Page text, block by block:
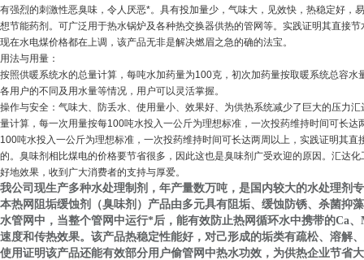
有强烈的刺激性恶臭味，令人厌恶*。具有投加量少，气味大，见效快，热稳定好
想节能药剂。可广泛用于热水锅炉及各种热交换器供热的管网等。实践证明其直接
现在水电煤价格都在上调，该产品无非是解决燃眉之急的确的法宝。
用法与用量：
按照供暖系统水的总量计算，每吨水加药量为100克，初次加药量按取暖系统总容
各用户的不同及用水量等情况，用户可以灵活掌握。
操作与安全：气味大、防丢水、使用量小、效果好、为供热系统减少了巨大的压力
量计算，每一次用量按每100吨水投入一公斤为理想标准，一次投药维持时间可长
100吨水投入一公斤为理想标准，一次投药维持时间可长达两周以上，实践证明其
的。臭味剂相比煤电的价格要节省很多，因此这也是臭味剂广受欢迎的原因。汇达
好地效果，收到广大消费者的支持与厚爱。
我公司现生产多种水处理制剂，年产量数万吨，是国内较大的水处理剂
本热网阻垢缓蚀剂（臭味剂）产品由多元具有阻垢、缓蚀防锈、杀菌抑
水管网中，当整个管网中运行*后，能有效防止热网循环水中携带的Ca
速度和传热效果。该产品热稳定性能好，对己形成的垢类有疏松、溶解
使用证明该产品还能有效部分用户偷管网中热水功效，为供热企业节省